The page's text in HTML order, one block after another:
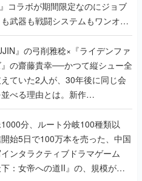
コラボが期間限定なのにジョブ
武器も戦闘システムもワンオフ
れた理由を両ディレクターに聞
』の弓削雅稔×『ライデンファ
の齋藤貴幸──かつて縦シュー全
ていた2人が、30年後に同じ会
べる理由とは。新作
EXTREME』で初タッグを組
ンド2人に訊く開発秘話
分、ルート分岐100種類以
開始5日で100万本を売った、中国
ンタラクティブドラマゲーム
下：女帝への道II』の、規模が違